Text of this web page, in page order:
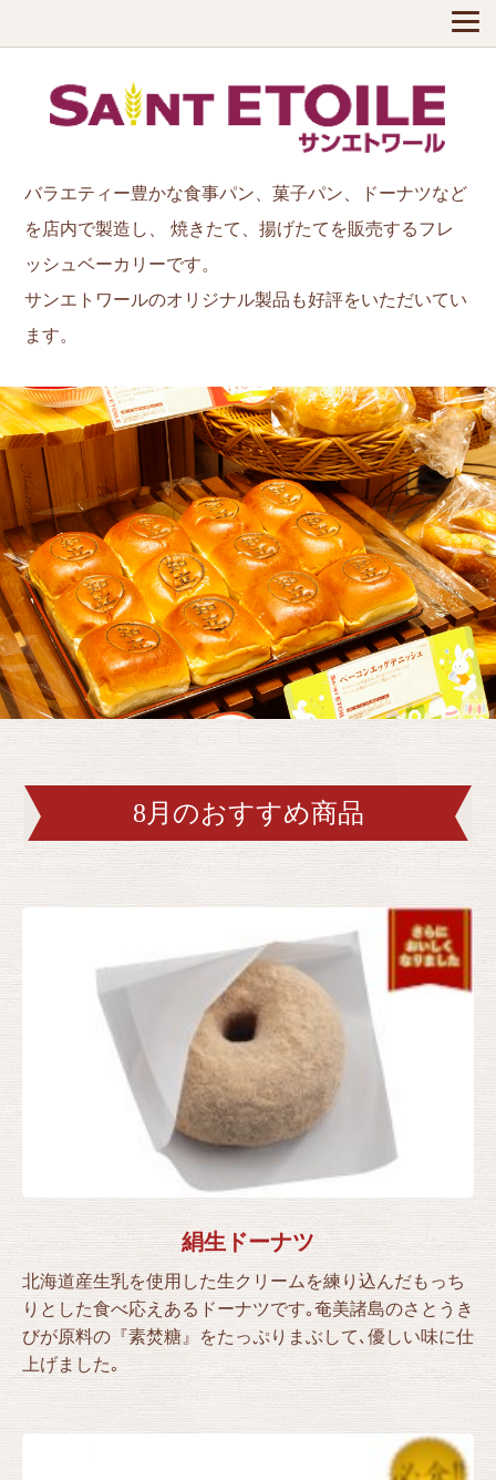
バラエティー豊かな食事パン、菓子パン、ドーナツなど
を店内で製造し、
焼きたて、揚げたてを販売するフレ
ッシュベーカリーです。
サンエトワールのオリジナル製品も好評をいただいてい
ます。
8月のおすすめ商品
絹生ドーナツ
北海道産生乳を使用した生クリームを練り込んだもっち
りとした食べ応えあるドーナツです｡奄美諸島のさとうき
びが原料の『素焚糖』をたっぷりまぶして､優しい味に仕
上げました｡